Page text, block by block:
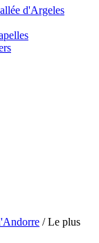
d'Argeles
/ Le plus